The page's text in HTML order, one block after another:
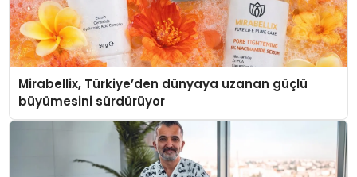
Mirabellix, Türkiye’den dünyaya uzanan güçlü
büyümesini sürdürüyor